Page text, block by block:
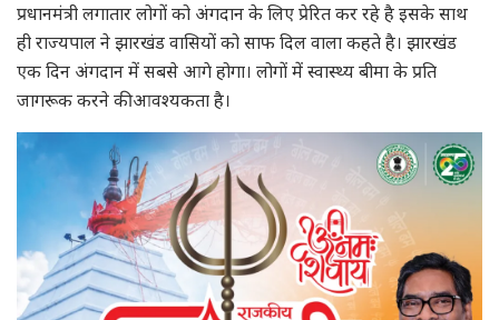
प्रधानमंत्री लगातार लोगों को अंगदान के लिए प्रेरित कर रहे है इसके साथ
ही राज्यपाल ने झारखंड वासियों को साफ दिल वाला कहते है। झारखंड
एक दिन अंगदान में सबसे आगे होगा। लोगों में स्वास्थ्य बीमा के प्रति
जागरूक करने की आवश्यकता है।